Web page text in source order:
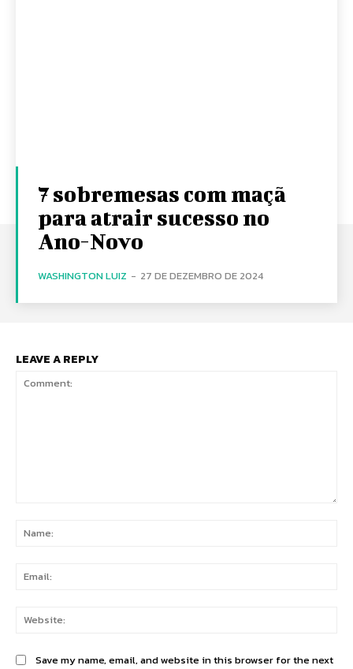
7 sobremesas com maçã
para atrair sucesso no
Ano-Novo
WASHINGTON LUIZ - 27 DE DEZEMBRO DE 2024
LEAVE A REPLY
Save my name, email, and website in this browser for the next